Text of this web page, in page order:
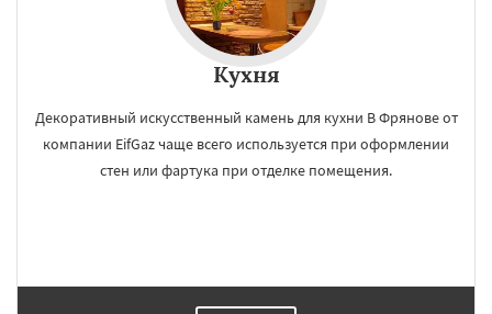
Кухня
Декоративный искусственный камень для кухни В Фрянове от
компании EifGaz чаще всего используется при оформлении
стен или фартука при отделке помещения.